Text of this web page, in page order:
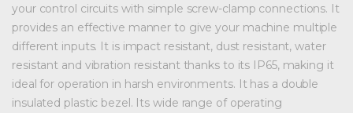
Prekės saulės jėgainėms
Energetikos prekės
Išmanūs namai - Trust sistemos
your control circuits with simple screw-clamp connections. It
provides an effective manner to give your machine multiple
different inputs. It is impact resistant, dust resistant, water
resistant and vibration resistant thanks to its IP65, making it
ideal for operation in harsh environments. It has a double
insulated plastic bezel. Its wide range of operating